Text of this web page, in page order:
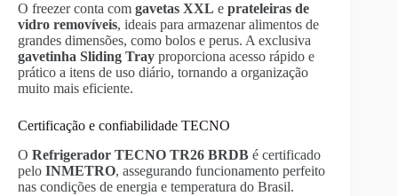
O freezer conta com gavetas XXL e prateleiras de
vidro removíveis, ideais para armazenar alimentos de
grandes dimensões, como bolos e perus. A exclusiva
gavetinha Sliding Tray proporciona acesso rápido e
prático a itens de uso diário, tornando a organização
muito mais eficiente.
Certificação e confiabilidade TECNO
O Refrigerador TECNO TR26 BRDB é certificado
pelo INMETRO, assegurando funcionamento perfeito
nas condições de energia e temperatura do Brasil.